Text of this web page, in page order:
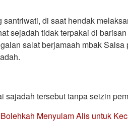
di saat hendak
sejadah tidak terpakai di
salat berjamaah mbak
sajadah tersebut tanpa seizin
Menyulam Alis untuk